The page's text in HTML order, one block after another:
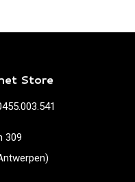
Store
309